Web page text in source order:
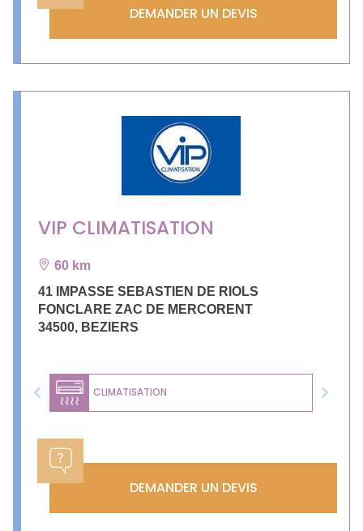
DEMANDER UN DEVIS
VIP CLIMATISATION
60 km
41 IMPASSE SEBASTIEN DE RIOLS
FONCLARE ZAC DE MERCORENT
34500, BEZIERS
CLIMATISATION
Previous Next
DEMANDER UN DEVIS